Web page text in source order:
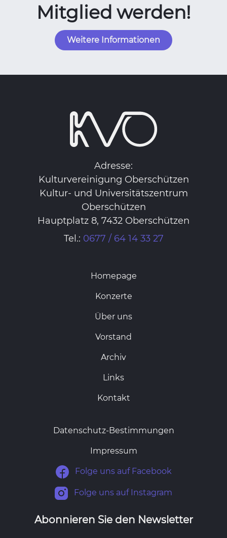
Mitglied werden!
Weitere Informationen
Adresse:
Kulturvereinigung Oberschützen
Kultur- und Universitätszentrum
Oberschützen
Hauptplatz 8, 7432 Oberschützen
Tel.: 0677 / 64 14 33 27
Homepage
Konzerte
Über uns
Vorstand
Archiv
Links
Kontakt
Datenschutz-Bestimmungen
Impressum
Folge uns auf Facebook
Folge uns auf Instagram
Abonnieren Sie den Newsletter